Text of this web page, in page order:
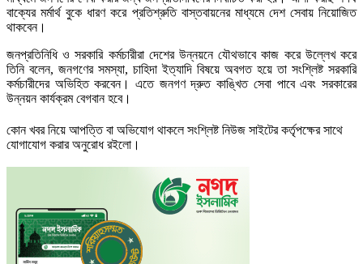
বাক্যের মর্মার্থ বুকে ধারণ করে প্রতিশ্রুতি বাস্তবায়নের মাধ্যমে দেশ সেবায় নিয়োজিত
থাকবেন।
জনপ্রতিনিধি ও সরকারি কর্মচারীরা দেশের উন্নয়নে যৌথভাবে কাজ করে উল্লেখ করে
তিনি বলেন, জনগণের সমস্যা, চাহিদা ইত্যাদি বিষয়ে অবগত হয়ে তা সংশ্লিষ্ট সরকারি
কর্মচারীদের অভিহিত করবেন। এতে জনগণ দ্রুত কাঙ্খিত সেবা পাবে এবং সরকারের
উন্নয়ন কার্যক্রম বেগবান হবে।
কোন খবর নিয়ে আপত্তি বা অভিযোগ থাকলে সংশ্লিষ্ট নিউজ সাইটের কর্তৃপক্ষের সাথে
যোগাযোগ করার অনুরোধ রইলো।